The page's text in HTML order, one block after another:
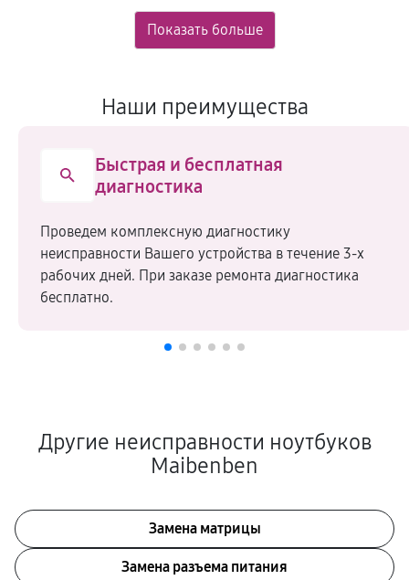
Наши преимущества
Быстрая и бесплатная
диагностика
Проведем комплексную диагностику
неисправности Вашего устройства в течение 3-х
рабочих дней. При заказе ремонта диагностика
бесплатно.
Другие неисправности ноутбуков
Maibenben
Замена матрицы
Замена разъема питания